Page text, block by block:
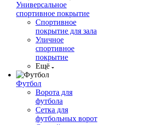
Универсальное
спортивное покрытие
Спортивное
покрытие для зала
Уличное
спортивное
покрытие
Ещё
Футбол
Ворота для
футбола
Сетка для
футбольных ворот